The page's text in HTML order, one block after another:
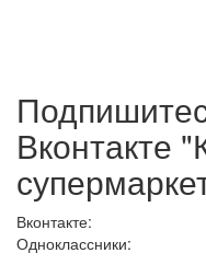
Вконтакте
Вконтакте:
Одноклассники: